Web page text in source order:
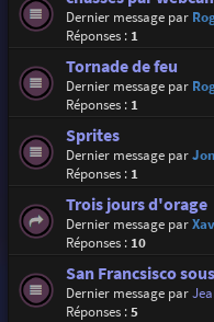
Dernier message par
Réponses : 1
Tornade de feu
Dernier message par
Réponses : 1
Sprites
Dernier message par
Réponses : 1
Trois jours d'orage
Dernier message par
Réponses : 10
San Francsisco
Dernier message par
Réponses :5